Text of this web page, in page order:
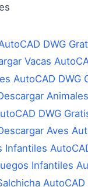
Vacas
Aves
Infantiles